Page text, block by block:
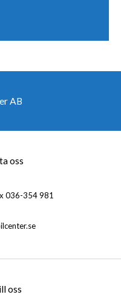
AB
oss
036-354 981
oss